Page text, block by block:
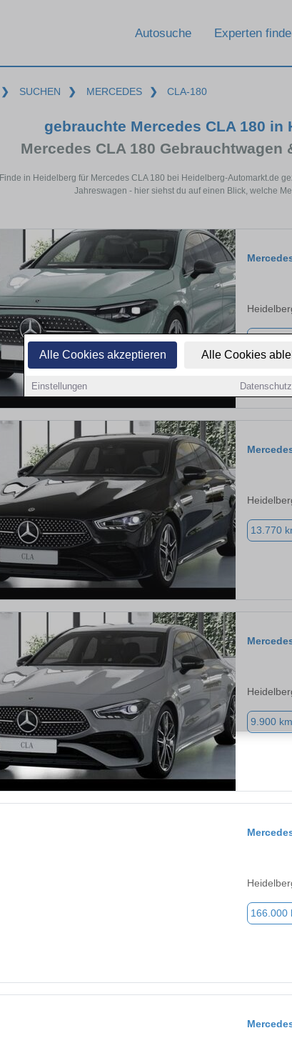
Alle Cookies akzeptieren Alle Cookies
Einstellungen
Autosuche Experten
❯ SUCHEN ❯ MERCEDES ❯ CLA-180
gebrauchte Mercedes CLA 180
Mercedes CLA 180
Finde in Heidelberg für Mercedes CLA 180 bei Heidelberg-Automarkt.de
Jahreswagen - hier siehst du auf einen Blick, welche
13.770
9.900 km
166.000